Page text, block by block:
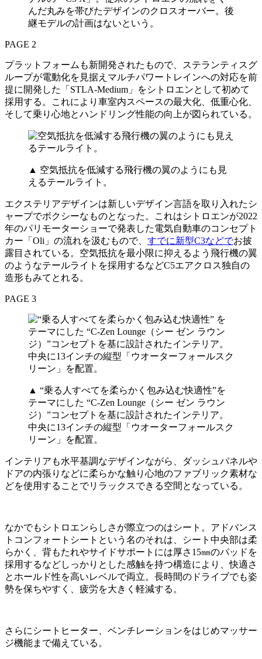
んだ丸みを帯びたデザインのクロスオーバー。後
継モデルの計画はないという。
PAGE 2
プラットフォームも新開発されたもので、ステランティスグ
ループが電動化を見据えマルチパワートレインへの対応を前
提に開発した「STLA-Medium」をシトロエンとして初めて
採用する。これにより車室内スペースの最大化、低重心化、
そして乗り心地とハンドリング性能の向上が図られている。
▲ 空気抵抗を低減する飛行機の翼のようにも見
えるテールライト。
エクステリアデザインは新しいデザイン言語を取り入れたシ
ャープでボクシーなものとなった。これはシトロエンが2022
年のパリモーターショーで発表した電気自動車のコンセプト
カー「Oli」の流れを汲むもので、 すでに新型C3などでお披
露目されている。空気抵抗を最小限に抑えるよう飛行機の翼
のようなテールライトを採用するなどC5エアクロス独自の
造形もみてとれる。
PAGE 3
▲ “乗る人すべてを柔らかく包み込む快適性”を
テーマにした “C-Zen Lounge（シー ゼン ラウン
ジ）”コンセプトを基に設計されたインテリア。
中央に13インチの縦型「ウオーターフォールスク
リーン」を配置。
インテリアも水平基調なデザインながら、ダッシュパネルや
ドアの内張りなどに柔らかな触り心地のファブリック素材な
どを使用することでリラックスできる空間となっている。
なかでもシトロエンらしさが際立つのはシート。アドバンス
トコンフォートシートという名のそれは、シート中央部は柔
らかく、背もたれやサイドサポートには厚さ15㎜のパッドを
採用するなどしっかりとした感触を持つ構造により、快適さ
とホールド性を高いレベルで両立。長時間のドライブでも姿
勢を保ちやすく、疲労を大きく軽減する。
さらにシートヒーター、ベンチレーションをはじめマッサー
ジ機能まで備えている。